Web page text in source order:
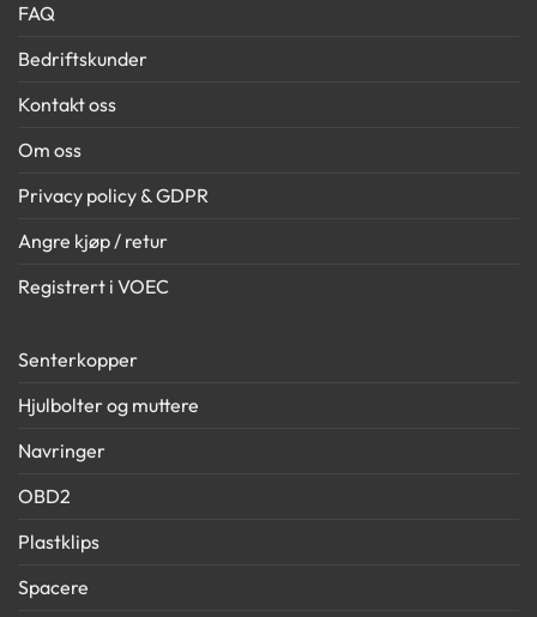
FAQ
Bedriftskunder
Kontakt oss
Om oss
Privacy policy & GDPR
Angre kjøp / retur
Registrert i VOEC
Senterkopper
Hjulbolter og muttere
Navringer
OBD2
Plastklips
Spacere